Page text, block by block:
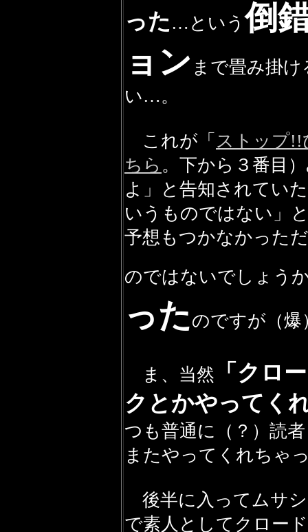
った …という倒
ョン まで畳み掛
い…。
これが 「 ストップ
ちら 。下から３番目）
よ」と告知されてい
いうものではない」
予想もつかなかった
のではないでしょう
った のですが（爆
ま、当然
「クロ
クとかやってく
つも普通に（？）読
またやってくれちゃ
後半に入ってムサ
で素人としてクロー